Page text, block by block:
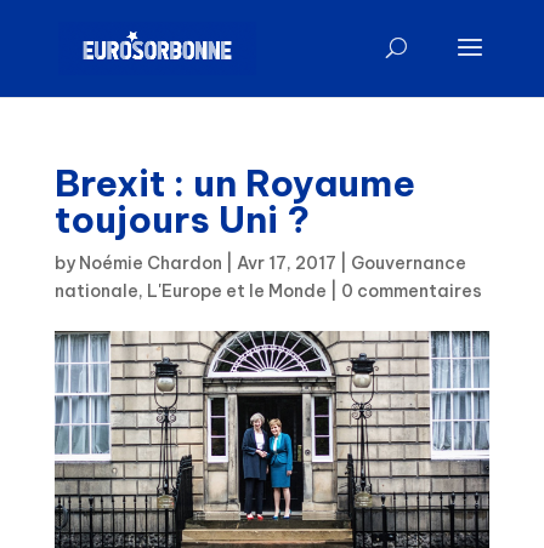
Brexit : un Royaume
toujours Uni ?
by Noémie Chardon Avr 17, 2017
Gouvernance
nationale, L'Europe et le Monde 0 commentaires